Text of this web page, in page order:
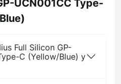
UCN001CC Type-
Full Silicon GP-
C (Yellow/Blue) у